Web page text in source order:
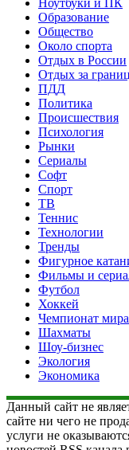
Образование
Общество
Около спорта
Отдых в России
Отдых за
ПДД
Политика
Происшествия
Психология
Рынки
Сериалы
Софт
Спорт
ТВ
Теннис
Технологии
Тренды
Фигурное
Фильмы и
Футбол
Хоккей
Чемпионат
Шахматы
Шоу-бизнес
Экология
Экономика
Данный сайт не
сайте ни чего не
услуги не